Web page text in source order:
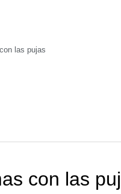
las pujas
con las